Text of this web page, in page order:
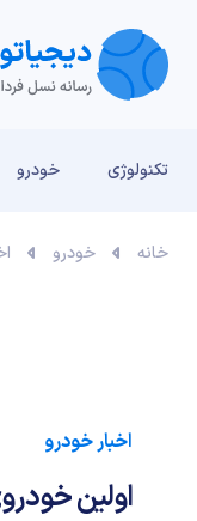
تکنولوژی خودرو
خانه خودرو
اخبار خودرو
اولین